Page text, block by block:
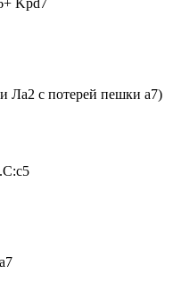
Ла2 с потерей пешки а7)